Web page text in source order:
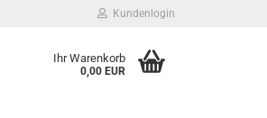
Kundenlogin
Ihr Warenkorb
0,00 EUR